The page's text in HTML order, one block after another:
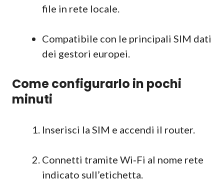
file in rete locale.
Compatibile con le principali SIM dati
dei gestori europei.
Come configurarlo in pochi
minuti
Inserisci la SIM e accendi il router.
Connetti tramite Wi‑Fi al nome rete
indicato sull’etichetta.